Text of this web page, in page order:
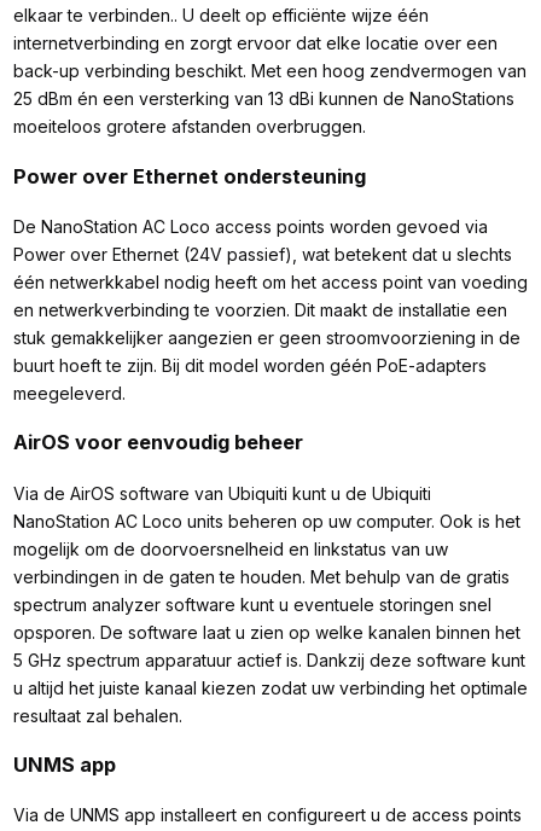
elkaar te verbinden.. U deelt op efficiënte wijze één
internetverbinding en zorgt ervoor dat elke locatie over een
back-up verbinding beschikt. Met een hoog zendvermogen van
25 dBm én een versterking van 13 dBi kunnen de NanoStations
moeiteloos grotere afstanden overbruggen.
Power over Ethernet ondersteuning
De NanoStation AC Loco access points worden gevoed via
Power over Ethernet (24V passief), wat betekent dat u slechts
één netwerkkabel nodig heeft om het access point van voeding
en netwerkverbinding te voorzien. Dit maakt de installatie een
stuk gemakkelijker aangezien er geen stroomvoorziening in de
buurt hoeft te zijn. Bij dit model worden géén PoE-adapters
meegeleverd.
AirOS voor eenvoudig beheer
Via de AirOS software van Ubiquiti kunt u de Ubiquiti
NanoStation AC Loco units beheren op uw computer. Ook is het
mogelijk om de doorvoersnelheid en linkstatus van uw
verbindingen in de gaten te houden. Met behulp van de gratis
spectrum analyzer software kunt u eventuele storingen snel
opsporen. De software laat u zien op welke kanalen binnen het
5 GHz spectrum apparatuur actief is. Dankzij deze software kunt
u altijd het juiste kanaal kiezen zodat uw verbinding het optimale
resultaat zal behalen.
UNMS app
Via de UNMS app installeert en configureert u de access points